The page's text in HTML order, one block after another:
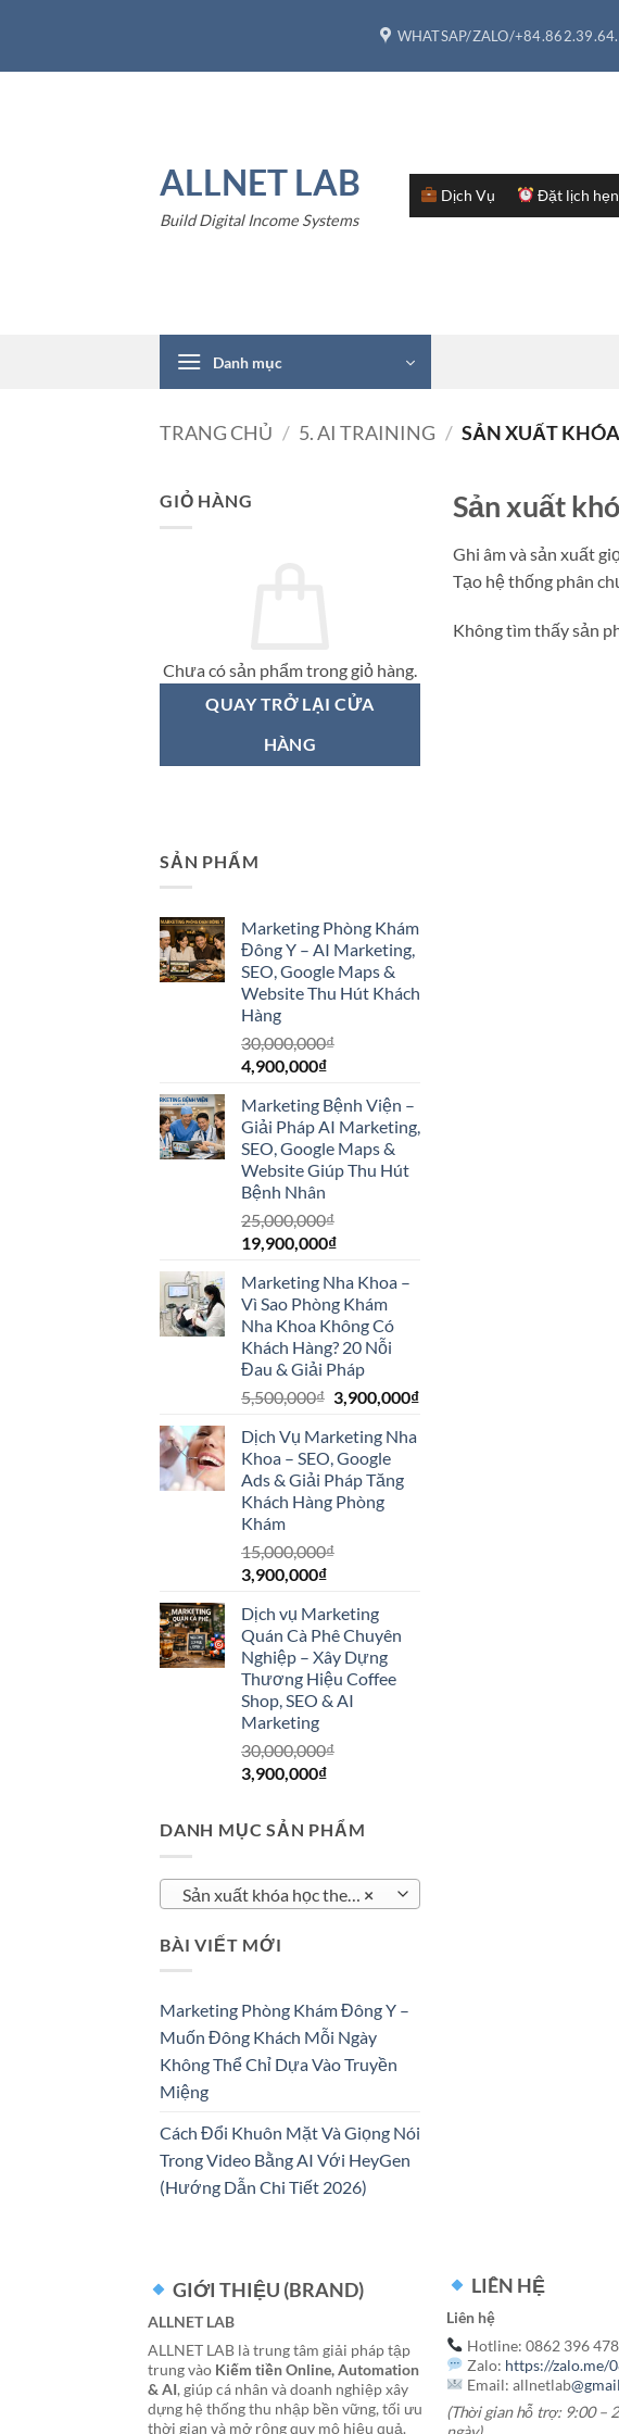
nội
WHATSAP/ZALO/
ALLNET LAB
Build Digital Income Systems
Dịch Vụ Đặt lịch hẹn
Danh mục
TRANG CHỦ / 5. AI TRAINING / SẢN XUẤT
GIỎ HÀNG
Chưa có sản phẩm trong giỏ hàng.
QUAY TRỞ LẠI CỬA
HÀNG
SẢN PHẨM
Marketing Phòng Khám
Đông Y – AI Marketing,
SEO, Google Maps &
Website Thu Hút Khách
Hàng
30,000,000₫
Giá
là:
30,000,000₫.
4,900,000₫Giá
tại
là:
4,900,000₫.
Marketing Bệnh Viện –
Giải Pháp AI Marketing,
SEO, Google Maps &
Website Giúp Thu Hút
Bệnh Nhân
25,000,000₫
Giá
là:
25,000,000₫.
19,900,000₫Giá
tại
là:
19,900,000₫.
Marketing Nha Khoa –
Vì Sao Phòng Khám
Nha Khoa Không Có
Khách Hàng? 20 Nỗi
Đau & Giải Pháp
5,500,000₫ Giá
là:
5,500,000₫.
3,900,000₫Giá
Dịch Vụ Marketing Nha
Khoa – SEO, Google
Ads & Giải Pháp Tăng
Khách Hàng Phòng
Khám
15,000,000₫
Giá
là:
15,000,000₫.
3,900,000₫Giá
tại
là:
3,900,000₫.
Dịch vụ Marketing
Quán Cà Phê Chuyên
Nghiệp – Xây Dựng
Thương Hiệu Coffee
Shop, SEO & AI
Marketing
30,000,000₫
Giá
30,000,000₫.
3,900,000₫Giá
tại
là:
DANH MỤC SẢN PHẨM
×
Sản xuất khóa học theo từng module hoặc chương
BÀI VIẾT MỚI
Marketing Phòng Khám Đông Y –
Muốn Đông Khách Mỗi Ngày
Không Thể Chỉ Dựa Vào Truyền
Miệng
Cách Đổi Khuôn Mặt Và Giọng Nói
Trong Video Bằng AI Với HeyGen
(Hướng Dẫn Chi Tiết 2026)
Sản xuất
Ghi âm và sản xuất
Tạo hệ thống phân
Không tìm thấy sản
GIỚI THIỆU (BRAND)
ALLNET LAB
ALLNET LAB là trung tâm giải pháp tập
trung vào Kiếm tiền Online, Automation
& AI, giúp cá nhân và doanh nghiệp xây
dựng hệ thống thu nhập bền vững, tối ưu
thời gian và mở rộng quy mô hiệu quả.
LIÊN HỆ
Liên hệ
Hotline: 0862 396 478
Zalo: https://zalo.me/
Email: allnetlab
(Thời gian hỗ trợ: 9:00 –